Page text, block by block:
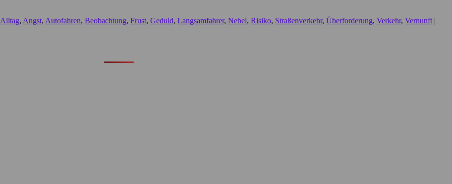
Alltag, Angst, Autofahren, Beobachtung, Frust, Geduld, Langsamfahrer, Nebel, Risiko, Straßenverkehr, Überforderung, Verkehr, Vernunft |